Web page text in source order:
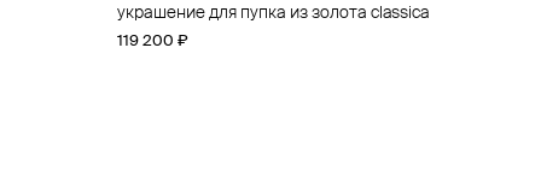
украшение для пупка из золота classica
119 200 ₽
топ для пирсинга из золота anastasia
49 200 ₽
топ для пирсинга из золота 6-petal flower
22 500 ₽
замочек для пирсинга из золота surset
back